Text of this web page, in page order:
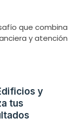
que combina
y atención
y
tus